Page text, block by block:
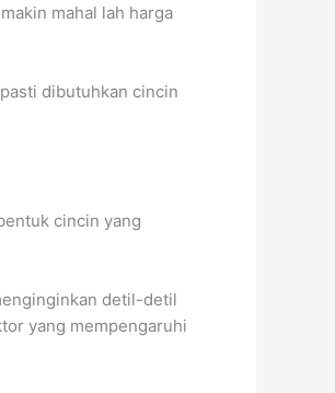
mahal lah harga
dibutuhkan cincin
cincin yang
detil-detil
yang mempengaruhi